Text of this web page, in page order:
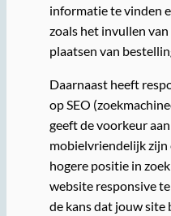
informatie te vinden
zoals het invullen
plaatsen van
Daarnaast heeft
op SEO
geeft de voorkeur
mobielvriendelijk zijn
hogere positie in
website responsive
de kans dat jouw